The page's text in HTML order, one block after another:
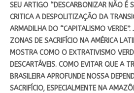
SEU ARTIGO “DESCARBONIZAR NÃO É
CRITICA A DESPOLITIZAÇÃO DA
ARMADILHA DO “CAPITALISMO VERDE”.
ZONAS DE SACRIFÍCIO NA AMÉRICA
MOSTRA COMO O EXTRATIVISMO
DESCARTÁVEIS. COMO EVITAR QUE A
BRASILEIRA APROFUNDE NOSSA
SACRIFÍCIO, ESPECIALMENTE NA